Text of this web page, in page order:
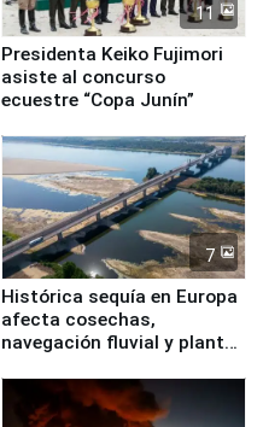
11
Presidenta Keiko Fujimori
asiste al concurso
ecuestre “Copa Junín”
7
Histórica sequía en Europa
afecta cosechas,
navegación fluvial y plantas